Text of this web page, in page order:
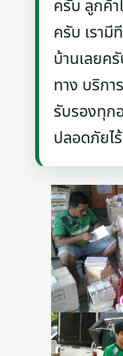
ครับ ลูกค้า
ครับ เรามี
บ้านเลยค
ทาง บริกา
รับรองทุก
ปลอดภัยไ